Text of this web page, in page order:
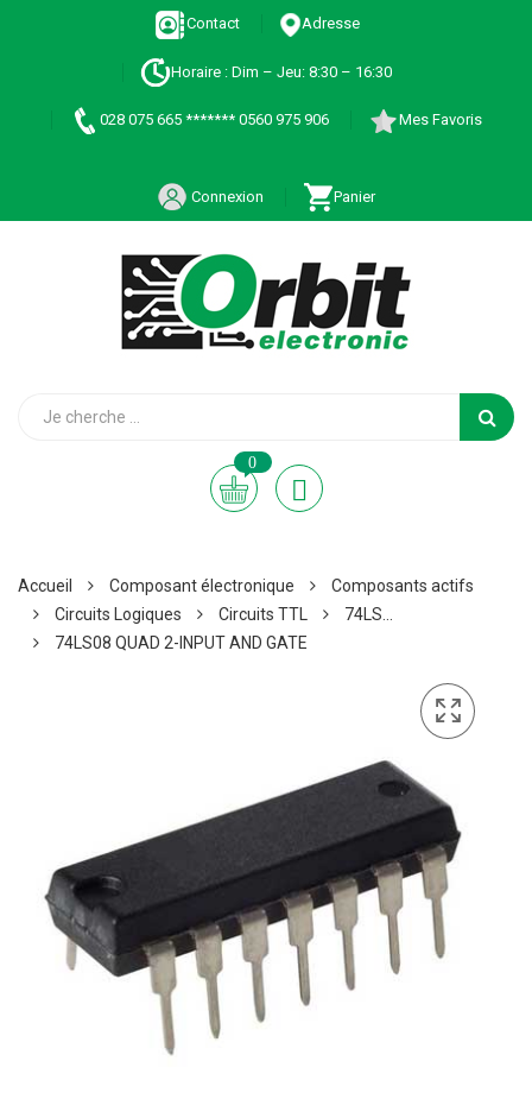
Contact Adresse
Horaire : Dim – Jeu: 8:30 – 16:30
028 075 665 ******* 0560 975 906 Mes Favoris
Connexion Panier
0
Accueil Composant électronique
Composants actifs
Circuits Logiques
Circuits TTL
74LS...
74LS08 QUAD 2-INPUT AND GATE